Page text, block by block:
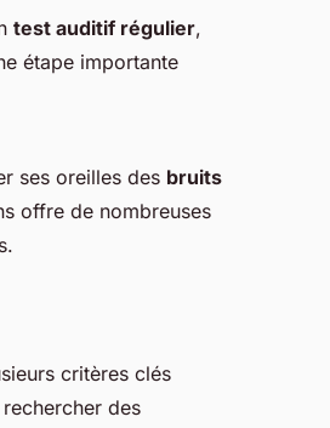
test auditif régulier,
étape importante
ses oreilles des bruits
offre de nombreuses
critères clés
des